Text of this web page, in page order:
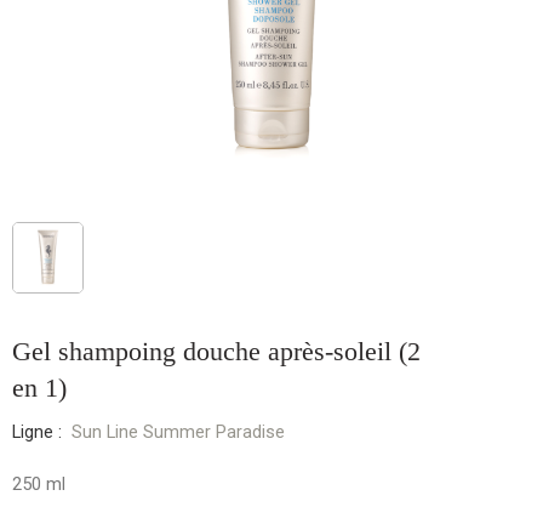
Gel shampoing douche après-soleil (2
en 1)
Ligne : Sun Line Summer Paradise
250 ml